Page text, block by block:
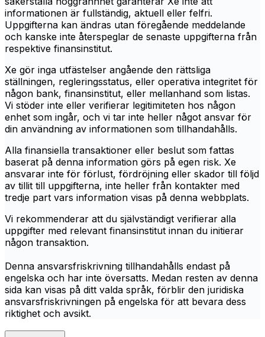
informationen är fullständig, aktuell eller felfri.
Uppgifterna kan ändras utan föregående meddelande
och kanske inte återspeglar de senaste uppgifterna från
respektive finansinstitut.
Xe gör inga utfästelser angående den rättsliga
ställningen, regleringsstatus, eller operativa integritet för
någon bank, finansinstitut, eller mellanhand som listas.
Vi stöder inte eller verifierar legitimiteten hos någon
enhet som ingår, och vi tar inte heller något ansvar för
din användning av informationen som tillhandahålls.
Alla finansiella transaktioner eller beslut som fattas
baserat på denna information görs på egen risk. Xe
ansvarar inte för förlust, fördröjning eller skador till följd
av tillit till uppgifterna, inte heller från kontakter med
tredje part vars information visas på denna webbplats.
Vi rekommenderar att du självständigt verifierar alla
uppgifter med relevant finansinstitut innan du initierar
någon transaktion.
Denna ansvarsfriskrivning tillhandahålls endast på
engelska och har inte översatts. Medan resten av denna
sida kan visas på ditt valda språk, förblir den juridiska
ansvarsfriskrivningen på engelska för att bevara dess
riktighet och avsikt.